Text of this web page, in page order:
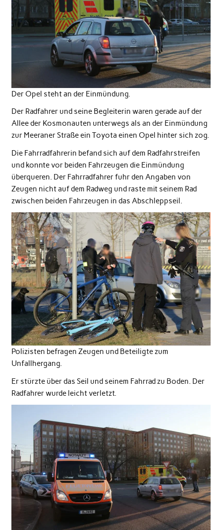
Der Opel steht an der Einmündung.
Der Radfahrer und seine Begleiterin waren gerade auf der
Allee der Kosmonauten unterwegs als an der Einmündung
zur Meeraner Straße ein Toyota einen Opel hinter sich zog.
Die Fahrradfahrerin befand sich auf dem Radfahrstreifen
und konnte vor beiden Fahrzeugen die Einmündung
überqueren. Der Fahrradfahrer fuhr den Angaben von
Zeugen nicht auf dem Radweg und raste mit seinem Rad
zwischen beiden Fahrzeugen in das Abschleppseil.
Polizisten befragen Zeugen und Beteiligte zum
Unfallhergang.
Er stürzte über das Seil und seinem Fahrrad zu Boden. Der
Radfahrer wurde leicht verletzt.